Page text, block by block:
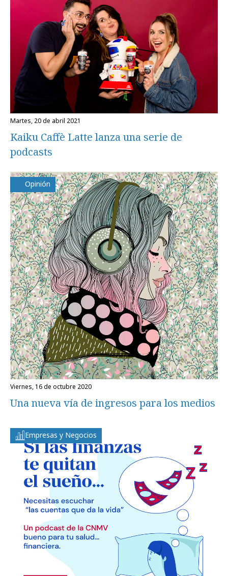
martes, 20 de abril 2021
Kaiku Caffè Latte lanza una serie de
podcasts
Opinión
viernes, 16 de octubre 2020
Una nueva vía de ingresos para los medios
Empresas y Negocios